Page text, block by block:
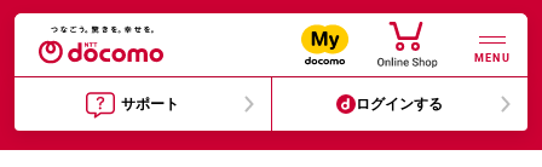
MENU
サポート ログインする